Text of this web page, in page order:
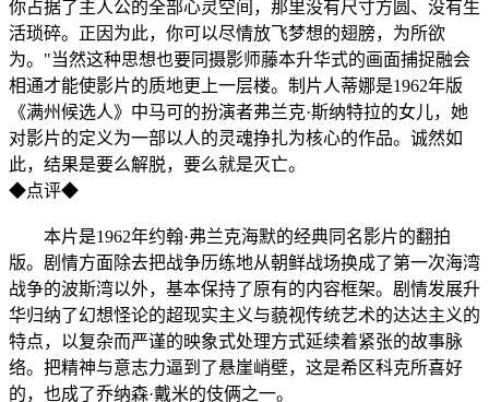
你占据了主人公的全部心灵空间，那里没有尺寸方圆、没有生
活琐碎。正因为此，你可以尽情放飞梦想的翅膀，为所欲
为。"当然这种思想也要同摄影师藤本升华式的画面捕捉融会
相通才能使影片的质地更上一层楼。制片人蒂娜是1962年版
《满州候选人》中马可的扮演者弗兰克·斯纳特拉的女儿，她
对影片的定义为一部以人的灵魂挣扎为核心的作品。诚然如
此，结果是要么解脱，要么就是灭亡。
◆点评◆
本片是1962年约翰·弗兰克海默的经典同名影片的翻拍
版。剧情方面除去把战争历练地从朝鲜战场换成了第一次海湾
战争的波斯湾以外，基本保持了原有的内容框架。剧情发展升
华归纳了幻想怪论的超现实主义与藐视传统艺术的达达主义的
特点，以复杂而严谨的映象式处理方式延续着紧张的故事脉
络。把精神与意志力逼到了悬崖峭壁，这是希区科克所喜好
的，也成了乔纳森·戴米的伎俩之一。